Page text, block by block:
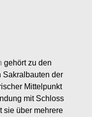
gehört zu den
Sakralbauten der
Mittelpunkt
mit Schloss
sie über mehrere